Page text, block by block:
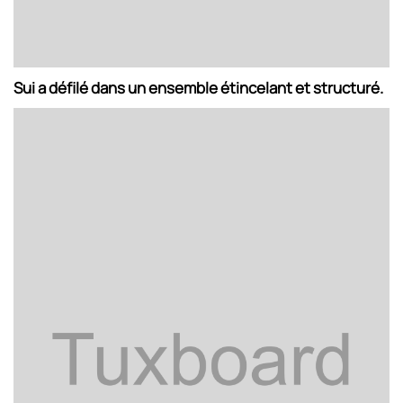
Sui a défilé dans un ensemble étincelant et structuré.